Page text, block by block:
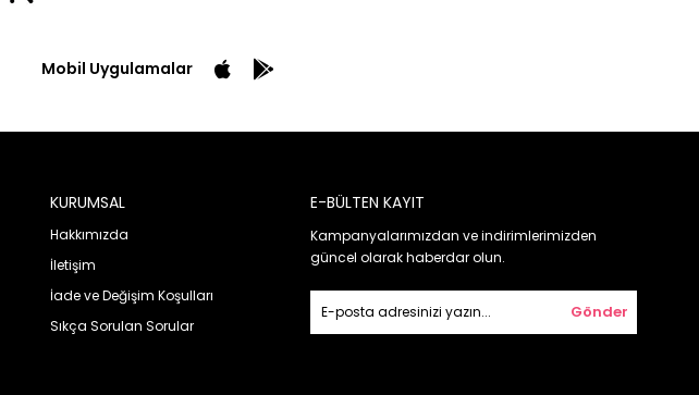
Mobil Uygulamalar
KURUMSAL
Hakkımızda
İletişim
İade ve Değişim Koşulları
Sıkça Sorulan Sorular
E-BÜLTEN KAYIT
Kampanyalarımızdan ve indirimlerimizden
güncel olarak haberdar olun.
Gönder